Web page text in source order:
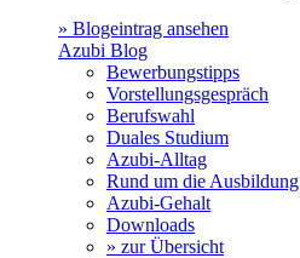
» Blogeintrag ansehen
Azubi Blog
Bewerbungstipps
Vorstellungsgespräch
Berufswahl
Duales Studium
Azubi-Alltag
Rund um die Ausbildung
Azubi-Gehalt
Downloads
» zur Übersicht